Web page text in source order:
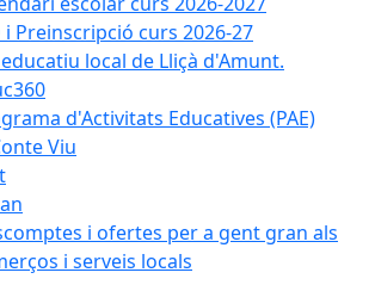
i Preinscripció curs 2026-27
local de Lliçà d'Amunt.
d'Activitats Educatives (PAE)
Viu
i ofertes per a gent gran als
i serveis locals